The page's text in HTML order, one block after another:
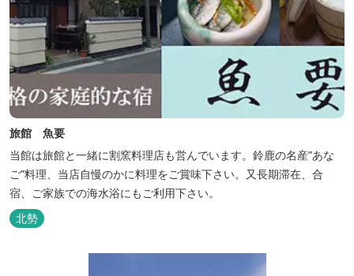
旅館 魚要
当館は旅館と一緒に割窯料理店も営んでいます。鈴鹿の名産”あな
ご”料理、当店自慢のかに料理をご賞味下さい。又長期滞在、合
宿、ご家族での海水浴にもご利用下さい。
北勢